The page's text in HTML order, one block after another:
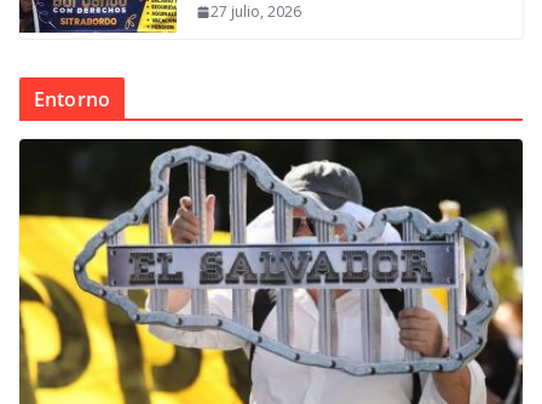
27 julio, 2026
Entorno